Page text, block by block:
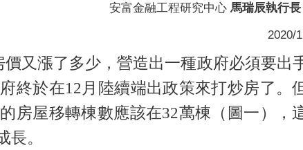
安富金融工程研究中心 馬瑞辰執行長
2020/
又漲了多少，營造出一種政府必須要出
終於在12月陸續端出政策來打炒房了。
房屋移轉棟數應該在32萬棟（圖一），
。